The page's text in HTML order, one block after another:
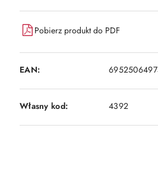
Pobierz produkt do PDF
EAN:
Własny kod: 4392